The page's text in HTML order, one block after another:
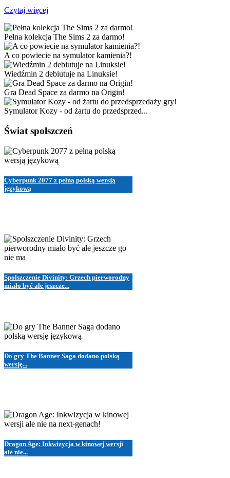
Czytaj więcej
Pełna kolekcja The Sims 2 za darmo!
A co powiecie na symulator kamienia?!
Wiedźmin 2 debiutuje na Linuksie!
Gra Dead Space za darmo na Origin!
Symulator Kozy - od żartu do przedsprzed...
Świat spolszczeń
Cyberpunk 2077 z pełną polską wersją
językową
Spolszczenie Divinity: Grzech pierworodny
miało być ale jeszcze...
Do gry The Banner Saga dodano polską
wersję...
Dragon Age: Inkwizycja w kinowej wersji
ale nie...